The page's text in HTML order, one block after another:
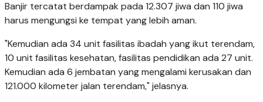
Banjir tercatat berdampak pada 12.307 jiwa dan 110 jiwa
harus mengungsi ke tempat yang lebih aman.
"Kemudian ada 34 unit fasilitas ibadah yang ikut terendam,
10 unit fasilitas kesehatan, fasilitas pendidikan ada 27 unit.
Kemudian ada 6 jembatan yang mengalami kerusakan dan
121.000 kilometer jalan terendam," jelasnya.